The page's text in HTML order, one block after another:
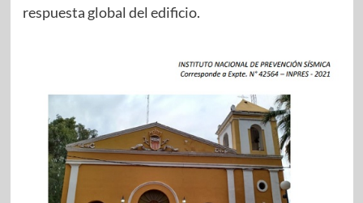
respuesta global del edificio.